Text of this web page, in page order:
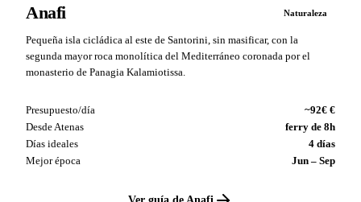
Anafi Naturaleza
Pequeña isla cicládica al este de Santorini, sin masificar, con la
segunda mayor roca monolítica del Mediterráneo coronada por el
monasterio de Panagia Kalamiotissa.
Presupuesto/día
~92€ €
Desde Atenas
ferry de 8h
Días ideales
4 días
Mejor época
Jun – Sep